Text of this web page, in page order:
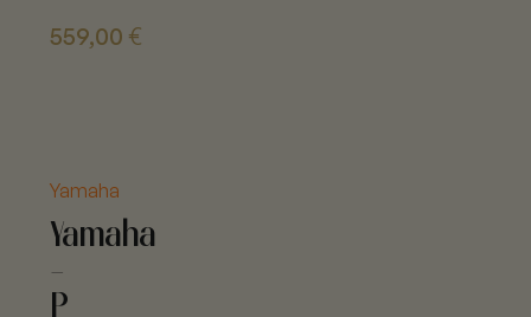
559,00 €
Yamaha
Yamaha
-
P